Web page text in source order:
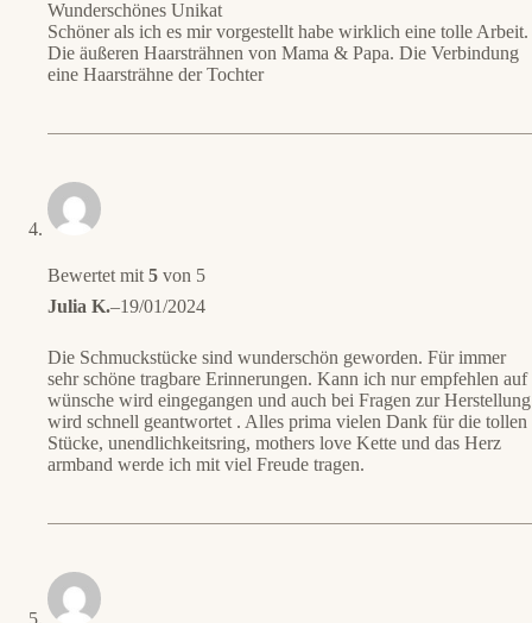
Wunderschönes Unikat
Schöner als ich es mir vorgestellt habe wirklich eine tolle Arbeit.
Die äußeren Haarsträhnen von Mama & Papa. Die Verbindung
eine Haarsträhne der Tochter
Bewertet mit 5 von 5
Julia K.–19/01/2024
Die Schmuckstücke sind wunderschön geworden. Für immer
sehr schöne tragbare Erinnerungen. Kann ich nur empfehlen auf
wünsche wird eingegangen und auch bei Fragen zur Herstellung
wird schnell geantwortet . Alles prima vielen Dank für die tollen
Stücke, unendlichkeitsring, mothers love Kette und das Herz
armband werde ich mit viel Freude tragen.